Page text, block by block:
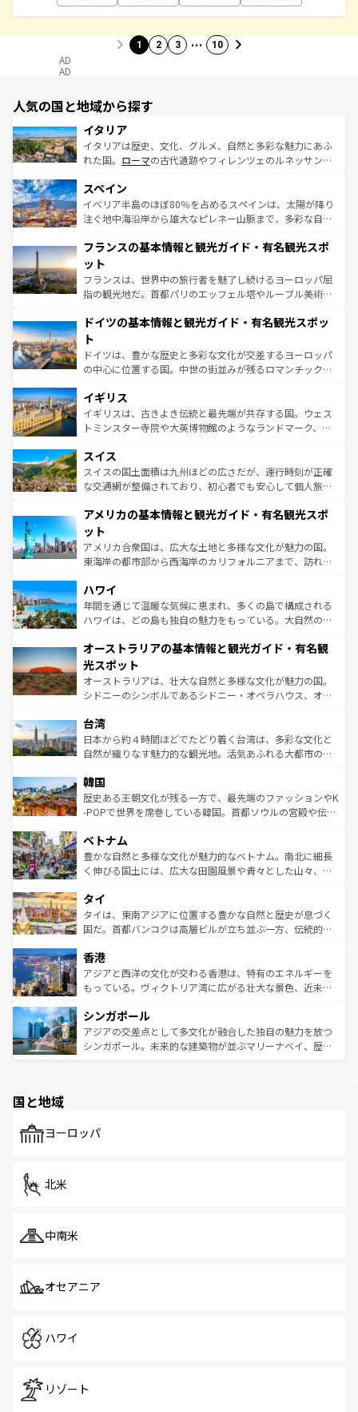
1 2 3 … 10
AD
AD
人気の国と地域から探す
イタリア
イタリアは歴史、文化、グルメ、自然と多彩な魅力にあふ
れた国。 ローマの古代遺跡やフィレンツェのルネッサンス
ろん、トスカーナの美しい田園風景やアマルフィ海岸の絶
景など、自然景観も見逃せない。観光の合間には、本場の
ピザやパスタなど、絶品のイタリア料理を堪能することも
ませてくれるイタリアで、忘れられない旅をしてみよう！
なお、新着のイタリア情報は
しい。
スペイン
イベリア半島のほぼ80％を占めるスペインは、太陽が降り
注ぐ地中海沿岸から雄大なピレネー山脈まで、多彩な自然
文化が根付くこの国では、情熱的なフラメンコ、熱気あふ
れる闘牛、そして美味しいタパスが生活の一部となってい
る。首都マドリードの洗練された雰囲気や、バルセロナの
アートに溢れた街角から、地方では古代ローマ遺跡や中世
せる。地方によって風土や気候が異なるスペインはその個
ンテンツ一覧 を参照してほしい。
フランスの基本情報と観光ガイド・有名観光スポ
ット
フランスは、世界中の旅行者を魅了し続けるヨーロッパ屈
指の観光地だ。首都パリのエッフェル塔やルーブル美術館
で、幅広い魅力が詰まっている。華麗な宮殿、歴史的な大
聖堂、美しいビーチ、そして豊かな自然が、訪れる者を心
から魅了する。また、フランスは美食の国としても知ら
れ、フランス料理はユネスコ無形文化遺産にも登録されて
香り高いラベンダー畑など、多彩な楽しみ方が可能だ。さ
らに、パリ以外の地域にも魅力が溢れており、どの街角に
も豊かな歴史と文化が息づいている。パリ以外の個性あふ
を参照してほしい。
ドイツの基本情報と観光ガイド・有名観光スポッ
ト
ドイツは、豊かな歴史と多彩な文化が交差するヨーロッパ
の中心に位置する国。中世の街並みが残るロマンチック街
顔を持つこの国は、どこを歩いても飽きることがない。ベ
ルリンの文化的活気、バイエルン州のアルプスの絶景、そ
してライン川沿いのワイン畑といった風景は必見。ビール
は、お酒好きな人にはぜひ体験してほしい。 なお、新着の
ドイツ情報はコンテンツ一覧を参照してほしい。
イギリス
イギリスは、古きよき伝統と最先端が共存する国。ウェス
トミンスター寺院や大英博物館のようなランドマーク、歴
リアごとに異なる魅力がある。また、優雅なアフタヌーン
ティー、ビール好きにはたまらない英国パブ、サッカー観
戦など、本場だからこそできる体験も豊富。イギリスを旅
ンツ一覧を参照してほしい。
スイス
スイスの国土面積は九州ほどの広さだが、運行時刻が正確
な交通網が整備されており、初心者でも安心して個人旅行
の建物がそのまま残る町や、スイスならではのユニークな
博物館もあり、アルプス観光だけでなく町歩きも満喫する
ことができる。国民の所得が高いため物価も高いが、旅行
者向けの交通パス提供のサービスもあり、うまく活用すれ
着のスイス情報は
アメリカの基本情報と観光ガイド・有名観光スポ
ット
アメリカ合衆国は、広大な土地と多様な文化が魅力の国。
東海岸の都市部から西海岸のカリフォルニアまで、訪れる
のような巨大都市は、観光、ショッピング、エンターテイ
ンメントが詰まった刺激的なスポットだ。一方、アメリカ
西部には大自然が広がり、グランドキャニオンやイエロー
部のニューオーリンズでは、音楽と美食が融合した独特の
文化が魅力。旅行者はアメリカの各地域で異なる魅力を楽
しみながら、その多様性と豊かな歴史を感じることができ
るだろう。車でのロードトリップや列車の旅も、アメリカ
情報は
ハワイ
年間を通じて温暖な気候に恵まれ、多くの島で構成される
ハワイは、どの島も独自の魅力をもっている。大自然の神
ワイ島は見逃せない。また、定番の観光地といえばオアフ
島だが、静かな自然を求めるならマウイ島やカウアイ島が
おすすめ。エメラルドグリーンに輝く海をはじめ、豊かな
文化や歴史が息づいている。「アロハスピリット」と呼ば
人々、おいしいローカルフードやハワイアンミュージッ
ク、伝統的なフラダンスなど、すべてがハワイの魅力を彩
っている。訪れるたびに新しい発見と感動が待っているハ
はコンテンツ一覧
オーストラリアの基本情報と観光ガイド・有名観
光スポット
オーストラリアは、壮大な自然と多様な文化が魅力の国。
シドニーのシンボルであるシドニー・オペラハウス、オー
リアリーフや大陸中央部にそびえるウルル（エアーズロッ
ク）、タスマニアの美しい原生林やケアンズの熱帯雨林な
ど、見どころがたくさん。また、カフェやワイン、オージ
いる。アクティビティも充実しており、サーフィンやダイ
ビング、ハイキングなど、アウトドア好きにはたまらな
い。オーストラリアの多彩な魅力を存分に味わいつくそ
参照してほしい。
台湾
日本から約４時間ほどでたどり着く台湾は、多彩な文化と
自然が織りなす魅力的な観光地。活気あふれる大都市の台
ン）、静ひつな山岳地帯である台湾東部など、都市の喧騒
と山間の静けさが共存しており、訪れる人に新しい発見と
驚きをもたらしてくれる。また、奥深い台湾の食文化も魅
容にもいいと評判のスイーツなど、バラエティ豊かな料理
が味わえる。 なお、新着の台湾情報は コンテンツ一覧を参
照してほしい。
韓国
歴史ある王朝文化が残る一方で、最先端のファッションやK
-POPで世界を席巻している韓国。首都ソウルの宮殿や伝統
き、地方に足を延ばせば四季折々の自然美を楽しむことが
できる。そして、キムチや焼肉、絶品のストリートフード
まで、さまざまな韓国料理が待っている。夜には、韓国な
リティに包まれながら、韓国の多彩な魅力を心ゆくまで味
わってみてほしい。 なお、新着の韓国情報はコンテンツ一
覧を参照してほしい。
ベトナム
豊かな自然と多様な文化が魅力的なベトナム。南北に細長
く伸びる国土には、広大な田園風景や青々とした山々、世
急速な発展と共に伝統が息づく。ハノイの古い町並みやホ
ーチミン市のフランス統治時代の建物も、独特の雰囲気を
醸し出している。また、バラエティの豊かさとおいしさで
とつ。フォーやバインミー、ベトナムコーヒーなどは、ぜ
ひ現地で味わいたい。どの地域を訪れてもあたたかい人々
が旅行者を迎えてくれるので、きっと忘れられない旅にな
参照してほしい。
タイ
タイは、東南アジアに位置する豊かな自然と歴史が息づく
国だ。首都バンコクは高層ビルが立ち並ぶ一方、伝統的な
の活気が交差している。北部ではチェンマイなどの山岳地
帯で自然と触れ合い、南部ではプーケットやクラビの美し
いビーチでリゾート気分を楽しむことができる。タイ料理
激する。気候は一年中温暖で、どの季節にも異なる楽しみ
が待っている。親しみやすいタイの人々、仏教を中心とし
た文化、そして多様な観光資源が、訪れる旅人を魅了し続
香港
アジアと西洋の文化が交わる香港は、特有のエネルギーを
もっている。ヴィクトリア湾に広がる壮大な景色、近未来
み、どこを訪れても感動するはず。観光スポットが密集し
ており、効率よく見どころを回れるのも魅力。息をのむよ
うな絶景から文化的な体験まで、香港を存分に楽しみ尽く
シンガポール
アジアの交差点として多文化が融合した独自の魅力を放つ
シンガポール。未来的な建築物が並ぶマリーナベイ、歴史
で、ホーカーズは地元の風情を楽しめる外せないスポット
国と地域
ヨーロッパ
北米
中南米
オセアニア
ハワイ
リゾート